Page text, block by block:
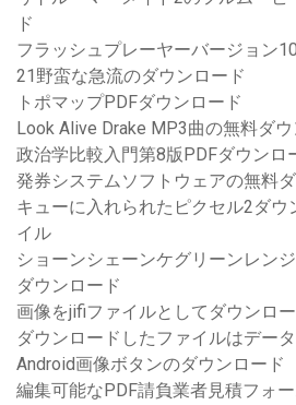
ド
フラッシュプレーヤーバージョン
21野蛮な急流のダウンロード
トポマップPDFダウンロード
Look Alive Drake MP3曲の無料ダ
政治学比較入門第8版PDFダウンロ
発券システムソフトウェアの無料
キューに入れられたピクセル2ダウ
イル
ショーンシェーンケグリーンレン
ダウンロード
画像をjifiファイルとしてダウンロ
ダウンロードしたファイルはデー
Android画像ボタンのダウンロード
編集可能なPDF請負業者見積フォ